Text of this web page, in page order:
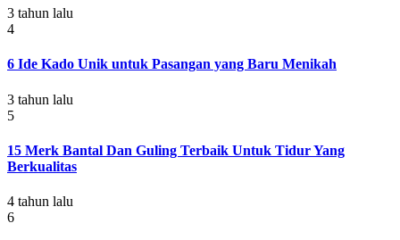
3 tahun lalu
4
6 Ide Kado Unik untuk Pasangan yang Baru Menikah
3 tahun lalu
5
15 Merk Bantal Dan Guling Terbaik Untuk Tidur Yang
Berkualitas
4 tahun lalu
6